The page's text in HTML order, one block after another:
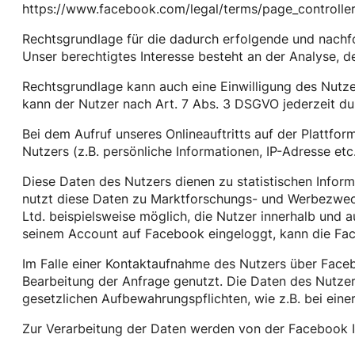
https://www.facebook.com/legal/terms/
Rechtsgrundlage für die dadurch erfolgende und
Unser berechtigtes Interesse besteht an der Analyse,
Rechtsgrundlage kann auch eine Einwilligung des
kann der Nutzer nach Art. 7 Abs. 3 DSGVO jederzeit
Bei dem Aufruf unseres Onlineauftritts auf der
Nutzers (z.B. persönliche Informationen, IP-Adresse
Diese Daten des Nutzers dienen zu statistischen
nutzt diese Daten zu Marktforschungs- und
Ltd. beispielsweise möglich, die Nutzer innerhalb und
seinem Account auf Facebook eingeloggt, kann die
Im Falle einer Kontaktaufnahme des Nutzers über
Bearbeitung der Anfrage genutzt. Die Daten des
gesetzlichen Aufbewahrungspflichten, wie z.B. bei
Zur Verarbeitung der Daten werden von der